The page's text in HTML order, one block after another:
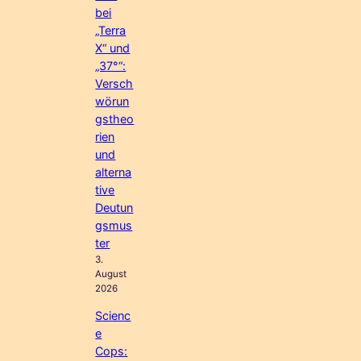
bei
„Terra
X“ und
„37°“:
Versch
wörun
gstheo
rien
und
alterna
tive
Deutun
gsmus
ter
3.
August
2026
Scienc
e
Cops: